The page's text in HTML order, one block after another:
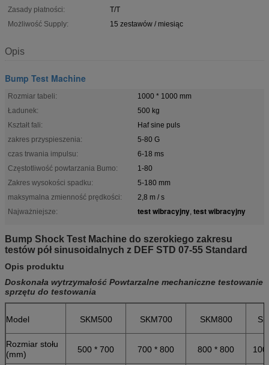
Zasady płatności:
T/T
Możliwość Supply:
15 zestawów / miesiąc
Opis
Bump Test Machine
Rozmiar tabeli:
1000 * 1000 mm
Ładunek:
500 kg
Kształt fali:
Haf sine puls
zakres przyspieszenia:
5-80 G
czas trwania impulsu:
6-18 ms
Częstotliwość powtarzania Bumo:
1-80
Zakres wysokości spadku:
5-180 mm
maksymalna zmienność prędkości:
2,8 m / s
Najważniejsze:
test wibracyjny, test wibracyjny
Bump Shock Test Machine do szerokiego zakresu
testów pół sinusoidalnych z DEF STD 07-55 Standard
Opis produktu
Doskonała wytrzymałość Powtarzalne mechaniczne testowanie
sprzętu do testowania
Model SKM500 SKM700 SKM800
Rozmiar stołu
(mm)
500 * 700 700 * 800 800 * 800